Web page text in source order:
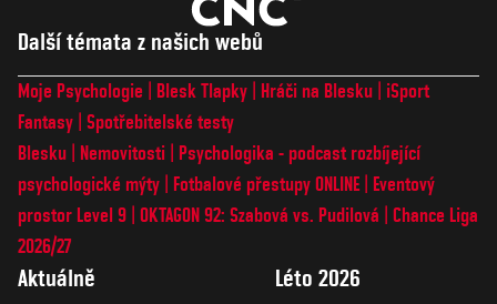
Další témata z našich webů
Moje Psychologie Blesk Tlapky Hráči na Blesku
iSport
Fantasy Spotřebitelské testy
Blesku
Nemovitosti
Psychologika - podcast rozbíjející
psychologické mýty
Fotbalové přestupy ONLINE
Eventový
prostor Level 9 OKTAGON 92: Szabová vs. Pudilová
Chance Liga
2026/27
Aktuálně Léto 2026